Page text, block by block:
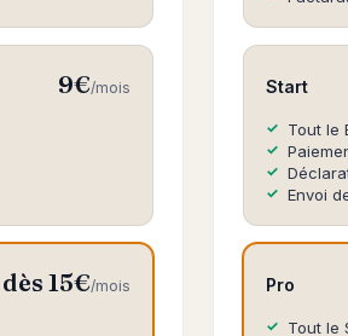
9€/mois
dès 15€/mois
Start
Tout le
Envoi
Pro
Tout le